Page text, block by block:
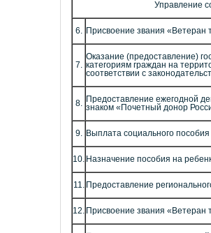
Управление
6. Присвоение звания «Ветеран
7.
Оказание (предоставление)
категориям граждан на
соответствии с
8.
Предоставление ежегодной
знаком «Почетный донор
9. Выплата социального
10. Назначение пособия на
11. Предоставление
12. Присвоение звания «Ветеран